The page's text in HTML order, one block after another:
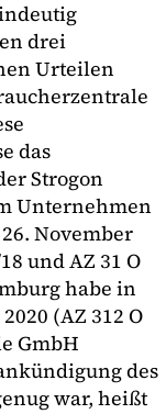
drei
Urteilen
das
Strogon
Unternehmen
November
und AZ 31 O
habe in
(AZ 312 O
GmbH
des
war, heißt